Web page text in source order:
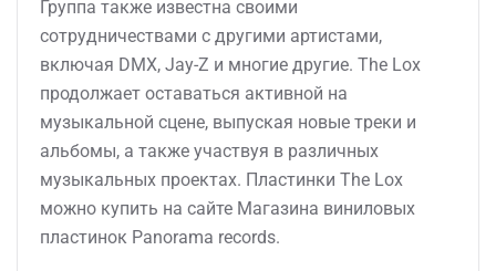
Группа также известна своими
сотрудничествами с другими артистами,
включая DMX, Jay-Z и многие другие. The Lox
продолжает оставаться активной на
музыкальной сцене, выпуская новые треки и
альбомы, а также участвуя в различных
музыкальных проектах. Пластинки The Lox
можно купить на сайте Магазина виниловых
пластинок Panorama records.